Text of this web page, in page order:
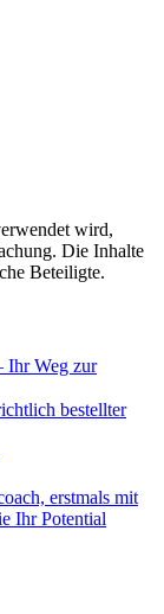
wird,
Die Inhalte
Beteiligte.
Ihr Weg zur
bestellter
erstmals mit
Ihr Potential